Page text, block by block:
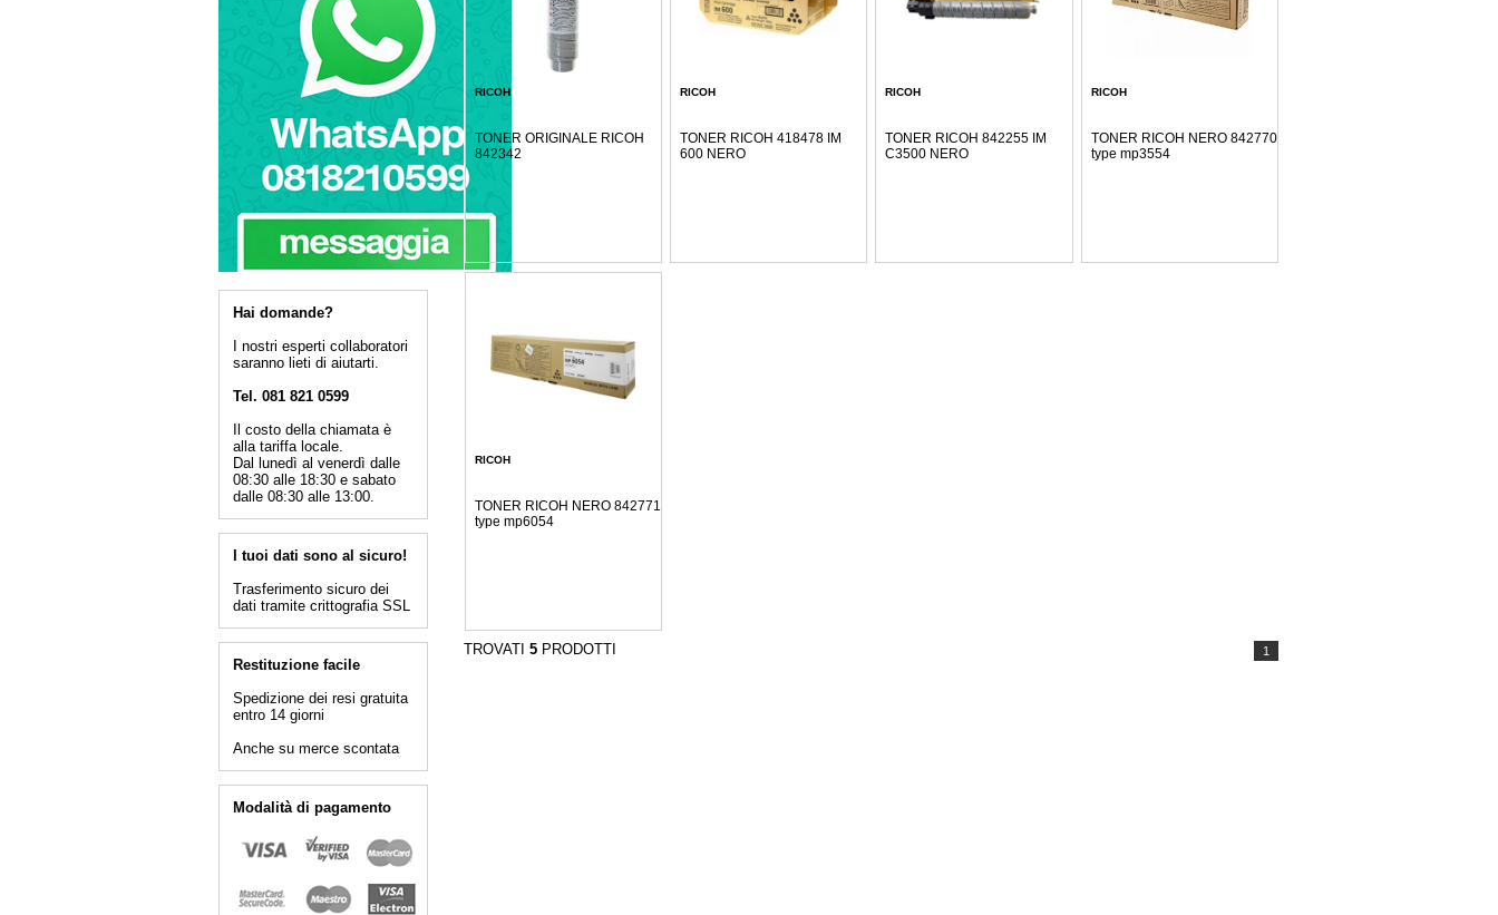
Hai domande?
I nostri esperti collaboratori
saranno lieti di aiutarti.
Tel. 081 821 0599
Il costo della chiamata è
alla tariffa locale.
Dal lunedì al venerdì dalle
08:30 alle 18:30 e sabato
dalle 08:30 alle 13:00.
I tuoi dati sono al sicuro!
Trasferimento sicuro dei
dati tramite crittografia SSL
Restituzione facile
Spedizione dei resi gratuita
entro 14 giorni
Anche su merce scontata
Modalità di pagamento
RICOH
TONER ORIGINALE RICOH
842342
RICOH
TONER RICOH 418478 IM
600 NERO
RICOH
TONER RICOH 842255 IM
C3500 NERO
RICOH
TONER RICOH NERO 842770
type mp3554
RICOH
TONER RICOH NERO 842771
type mp6054
TROVATI 5PRODOTTI 1